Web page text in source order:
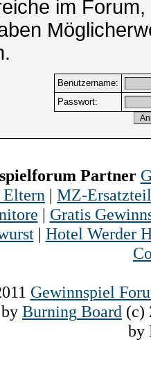
im
Benutzername:
Passwort:
Partner
Eltern | MZ-
| Gratis
| Hotel Werder
Gewinnspiel
by Burning Board (c)
by